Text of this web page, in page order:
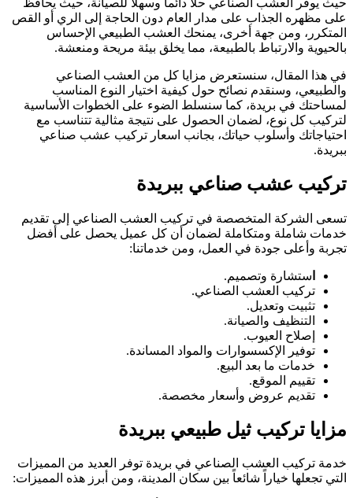
على مظهره الجذاب على مدار العام دون الحاجة إلى الري أو القص
المتكرر، ومن جهة أخرى، يمنحك العشب الطبيعي الإحساس
بالحيوية والارتباط بالطبيعة، مما يخلق بيئة مريحة ومنعشة.
في هذا المقال، سنستعرض مزايا كل من العشب الصناعي
والطبيعي، وسنقدم نصائح حول كيفية اختيار النوع المناسب
لمساحتك في بريدة، كما سنسلط الضوء على الخطوات الأساسية
لتركيب كل نوع، لضمان الحصول على نتيجة مثالية تتناسب مع
احتياجاتك وأسلوب حياتك، بجانب اسعار تركيب عشب صناعي
ببريدة.
تركيب عشب صناعي ببريدة
تسعى الشركة المتخصصة في تركيب العشب الصناعي إلى تقديم
خدمات شاملة ومتكاملة لضمان أن كل عميل يحصل على أفضل
تجربة وأعلى جودة في العمل، ومن خدماتنا:
ستشارة وتصميم.
تركيب العشب الصناعي.
تثبيت وتعديل.
التنظيف والصيانة.
إصلاح العيوب.
توفير الإكسسوارات والمواد المساندة.
خدمات ما بعد البيع.
تقييم الموقع.
تقديم عروض وأسعار مخصصة.
مزايا تركيب ثيل طبيعي ببريدة
خدمة تركيب العشب الصناعي في بريدة توفر العديد من المميزات
التي تجعلها خياراً شائعاً بين سكان المدينة، ومن أبرز هذه المميزات: